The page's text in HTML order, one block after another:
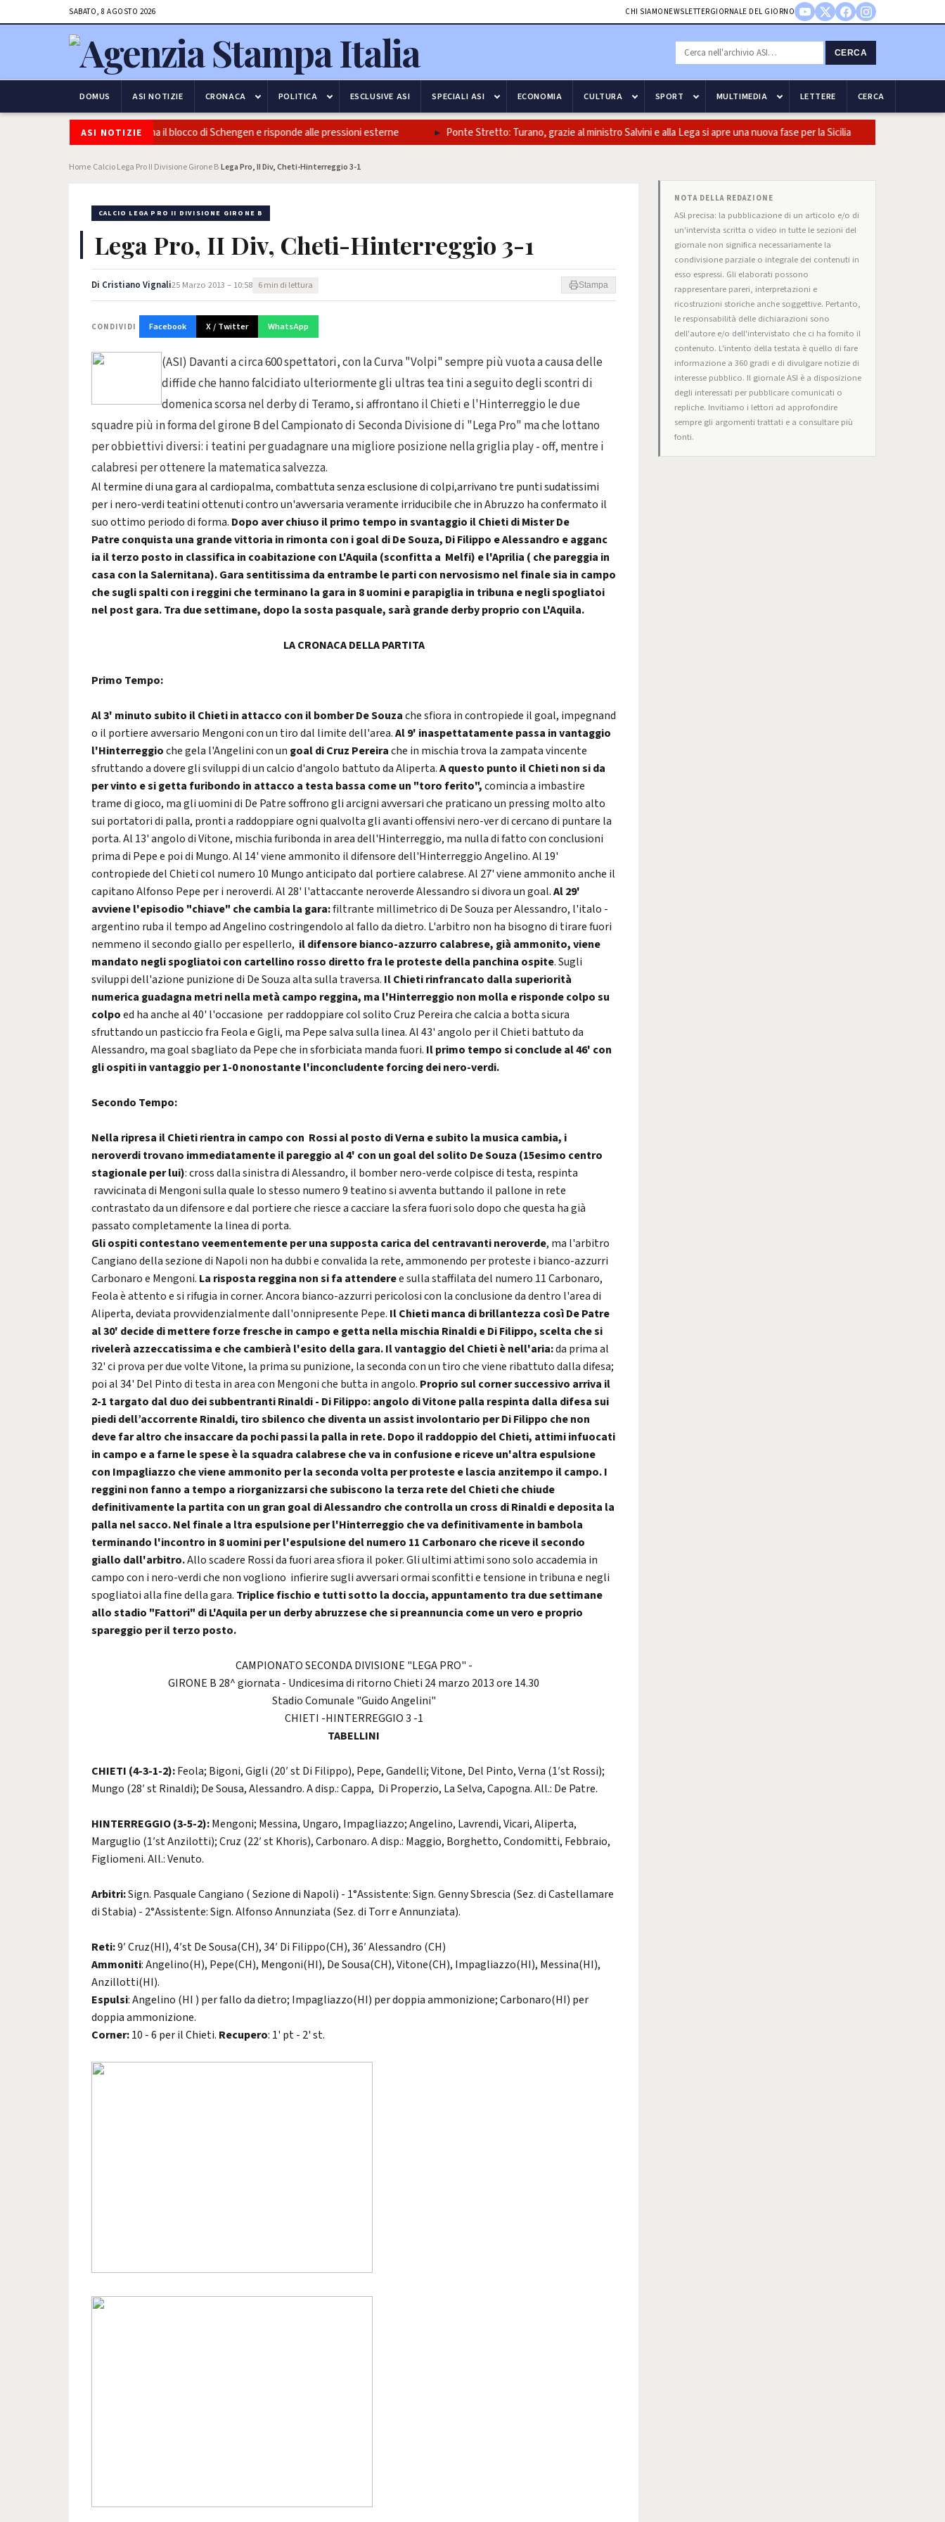
SABATO, 8 AGOSTO 2026 CHI SIAMO NEWSLETTERGIORNALE DEL GIORNO
CERCA
DOMUS ASI NOTIZIE CRONACA POLITICA ESCLUSIVE ASI SPECIALI ASI ECONOMIA CULTURA SPORT MULTIMEDIA LETTERE CERCA
ASI NOTIZIE
e frontiere: l’Italia conferma il blocco di Schengen e risponde alle pressioni esterne Ponte Stretto: Turano, grazie al ministro Salvini e alla Lega si apre una nuova fase per la Sicilia
Home Calcio Lega Pro II Divisione Girone BLega Pro, II Div, Cheti-Hinterreggio 3-1
CALCIO LEGA PRO II DIVISIONE GIRONE B
Lega Pro, II Div, Cheti-Hinterreggio 3-1
Di Cristiano Vignali25 Marzo 2013 – 10:58 6 min di lettura Stampa
CONDIVIDI Facebook X / Twitter WhatsApp
(ASI) Davanti a circa 600 spettatori, con la Curva "Volpi" sempre più vuota a causa delle
diffide che hanno falcidiato ulteriormente gli ultras tea tini a seguito degli scontri di
domenica scorsa nel derby di Teramo, si affrontano il Chieti e l'Hinterreggio le due
squadre più in forma del girone B del Campionato di Seconda Divisione di "Lega Pro" ma che lottano
per obbiettivi diversi: i teatini per guadagnare una migliore posizione nella griglia play - off, mentre i
calabresi per ottenere la matematica salvezza.
Al termine di una gara al cardiopalma, combattuta senza esclusione di colpi,arrivano tre punti sudatissimi
per i nero-verdi teatini ottenuti contro un'avversaria veramente irriducibile che in Abruzzo ha confermato il
suo ottimo periodo di forma. Dopo aver chiuso il primo tempo in svantaggio il Chieti di Mister De
Patre conquista una grande vittoria in rimonta con i goal di De Souza, Di Filippo e Alessandro e agganc
ia il terzo posto in classifica in coabitazione con L'Aquila (sconfitta a Melfi) e l'Aprilia ( che pareggia in
casa con la Salernitana). Gara sentitissima da entrambe le parti con nervosismo nel finale sia in campo
che sugli spalti con i reggini che terminano la gara in 8 uomini e parapiglia in tribuna e negli spogliatoi
nel post gara. Tra due settimane, dopo la sosta pasquale, sarà grande derby proprio con L'Aquila.
LA CRONACA DELLA PARTITA
Primo Tempo:
Al 3' minuto subito il Chieti in attacco con il bomber De Souzache sfiora in contropiede il goal, impegnand
o il portiere avversario Mengoni con un tiro dal limite dell'area.Al 9' inaspettatamente passa in vantaggio
l'Hinterreggioche gela l'Angelini con un goal di Cruz Pereirache in mischia trova la zampata vincente
sfruttando a dovere gli sviluppi di un calcio d'angolo battuto da Aliperta.A questo punto il Chieti non si da
per vinto e si getta furibondo in attacco a testa bassa come un "toro ferito",comincia a imbastire
trame di gioco, ma gli uomini di De Patre soffrono gli arcigni avversari che praticano un pressing molto alto
sui portatori di palla, pronti a raddoppiare ogni qualvolta gli avanti offensivi nero-ver di cercano di puntare la
porta. Al 13' angolo di Vitone, mischia furibonda in area dell'Hinterreggio, ma nulla di fatto con conclusioni
prima di Pepe e poi di Mungo. Al 14' viene ammonito il difensore dell'Hinterreggio Angelino. Al 19'
contropiede del Chieti col numero 10 Mungo anticipato dal portiere calabrese. Al 27' viene ammonito anche il
capitano Alfonso Pepe per i neroverdi. Al 28' l'attaccante neroverde Alessandro si divora un goal.Al 29'
avviene l'episodio "chiave" che cambia la gara:filtrante millimetrico di De Souza per Alessandro, l'italo -
argentino ruba il tempo ad Angelino costringendolo al fallo da dietro. L'arbitro non ha bisogno di tirare fuori
nemmeno il secondo giallo per espellerlo, il difensore bianco-azzurro calabrese, già ammonito, viene
mandato negli spogliatoi con cartellino rosso diretto fra le proteste della panchina ospite. Sugli
sviluppi dell'azione punizione di De Souza alta sulla traversa. Il Chieti rinfrancato dalla superiorità
numerica guadagna metri nella metà campo reggina, ma l'Hinterreggio non molla e risponde colpo su
colpoed ha anche al 40' l'occasione per raddoppiare col solito Cruz Pereira che calcia a botta sicura
sfruttando un pasticcio fra Feola e Gigli, ma Pepe salva sulla linea. Al 43' angolo per il Chieti battuto da
Alessandro, ma goal sbagliato da Pepe che in sforbiciata manda fuori. Il primo tempo si conclude al 46' con
gli ospiti in vantaggio per 1-0 nonostante l'inconcludente forcing dei nero-verdi.
Secondo Tempo:
Nella ripresa il Chieti rientra in campo con Rossi al posto di Verna e subito la musica cambia, i
neroverdi trovano immediatamente il pareggio al 4' con un goal del solito De Souza (15esimo centro
stagionale per lui): cross dalla sinistra di Alessandro, il bomber nero-verde colpisce di testa, respinta
ravvicinata di Mengoni sulla quale lo stesso numero 9 teatino si avventa buttando il pallone in rete
contrastato da un difensore e dal portiere che riesce a cacciare la sfera fuori solo dopo che questa ha già
passato completamente la linea di porta.
Gli ospiti contestano veementemente per una supposta carica del centravanti neroverde, ma l'arbitro
Cangiano della sezione di Napoli non ha dubbi e convalida la rete, ammonendo per proteste i bianco-azzurri
Carbonaro e Mengoni. La risposta reggina non si fa attenderee sulla staffilata del numero 11 Carbonaro,
Feola è attento e si rifugia in corner. Ancora bianco-azzurri pericolosi con la conclusione da dentro l'area di
Aliperta, deviata provvidenzialmente dall'onnipresente Pepe. Il Chieti manca di brillantezza così De Patre
al 30' decide di mettere forze fresche in campo e getta nella mischia Rinaldi e Di Filippo, scelta che si
rivelerà azzeccatissima e che cambierà l'esito della gara. Il vantaggio del Chieti è nell'aria:da prima al
32' ci prova per due volte Vitone, la prima su punizione, la seconda con un tiro che viene ribattuto dalla difesa;
poi al 34' Del Pinto di testa in area con Mengoni che butta in angolo. Proprio sul corner successivo arriva il
2-1 targato dal duo dei subbentranti Rinaldi - Di Filippo: angolo di Vitonepalla respinta dalla difesa sui
piedi dell’accorrente Rinaldi, tiro sbilenco che diventa un assist involontario per Di Filippo che non
deve far altro che insaccare da pochi passi la palla in rete.Dopo il raddoppio del Chieti, attimi infuocati
in campo e a farne le spese è la squadra calabrese che va in confusione e riceve un'altra espulsione
con Impagliazzo che viene ammonito per la seconda volta per proteste e lascia anzitempo il campo.I
reggini non fanno a tempo a riorganizzarsi che subiscono la terza rete del Chieti che chiude
definitivamente la partita con un gran goal di Alessandro che controlla un cross di Rinaldi e deposita la
palla nel sacco.Nel finale a ltra espulsione per l'Hinterreggio che va definitivamente in bambola
terminando l'incontro in 8 uomini per l'espulsione del numero 11 Carbonaro che riceve il secondo
giallo dall'arbitro.Allo scadere Rossi da fuori area sfiora il poker. Gli ultimi attimi sono solo accademia in
campo con i nero-verdi che non vogliono infierire sugli avversari ormai sconfitti e tensione in tribuna e negli
spogliatoi alla fine della gara. Triplice fischio e tutti sotto la doccia, appuntamento tra due settimane
allo stadio "Fattori" di L'Aquila per un derby abruzzese che si preannuncia come un vero e proprio
spareggio per il terzo posto.
CAMPIONATO SECONDA DIVISIONE "LEGA PRO" -
GIRONE B 28^ giornata - Undicesima di ritorno Chieti 24 marzo 2013 ore 14.30
Stadio Comunale "Guido Angelini"
CHIETI -HINTERREGGIO 3 -1
TABELLINI
CHIETI (4-3-1-2):Feola; Bigoni, Gigli (20′ st Di Filippo), Pepe, Gandelli; Vitone, Del Pinto, Verna (1′st Rossi);
Mungo (28′ st Rinaldi); De Sousa, Alessandro. A disp.: Cappa, Di Properzio, La Selva, Capogna. All.: De Patre.
HINTERREGGIO (3-5-2):Mengoni; Messina, Ungaro, Impagliazzo; Angelino, Lavrendi, Vicari, Aliperta,
Marguglio (1′st Anzilotti); Cruz (22′ st Khoris), Carbonaro. A disp.: Maggio, Borghetto, Condomitti, Febbraio,
Figliomeni. All.: Venuto.
Arbitri:Sign. Pasquale Cangiano ( Sezione di Napoli) - 1°Assistente: Sign. Genny Sbrescia (Sez. di Castellamare
di Stabia) - 2°Assistente: Sign. Alfonso Annunziata (Sez. di Torr e Annunziata).
Reti:9′ Cruz(HI), 4′st De Sousa(CH), 34′ Di Filippo(CH), 36′ Alessandro (CH)
Ammoniti: Angelino(H), Pepe(CH), Mengoni(HI), De Sousa(CH), Vitone(CH), Impagliazzo(HI), Messina(HI),
Anzillotti(HI).
Espulsi: Angelino (HI ) per fallo da dietro; Impagliazzo(HI) per doppia ammonizione; Carbonaro(HI) per
doppia ammonizione.
Corner:10 - 6 per il Chieti. Recupero: 1' pt - 2' st.
NOTA DELLA REDAZIONE
ASI precisa: la pubblicazione di un articolo e/o di
un'intervista scritta o video in tutte le sezioni del
giornale non significa necessariamente la
condivisione parziale o integrale dei contenuti in
esso espressi. Gli elaborati possono
rappresentare pareri, interpretazioni e
ricostruzioni storiche anche soggettive. Pertanto,
le responsabilità delle dichiarazioni sono
dell'autore e/o dell'intervistato che ci ha fornito il
contenuto. L'intento della testata è quello di fare
informazione a 360 gradi e di divulgare notizie di
interesse pubblico. Il giornale ASI è a disposizione
degli interessati per pubblicare comunicati o
repliche. Invitiamo i lettori ad approfondire
sempre gli argomenti trattati e a consultare più
fonti.